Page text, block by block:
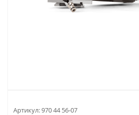
Артикул:970 44 56-07